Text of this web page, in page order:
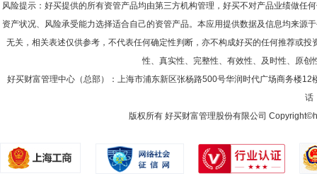
风险提示：好买提供的所有资管产品均由第三方机构管理，好买不对产品业绩做
资产状况、风险承受能力选择适合自己的资管产品。本应用提供数据及信息均来
无关，相关表述仅供参考，不代表任何确定性判断，亦不构成好买的任何推荐或
性、真实性、完整性、有效性、及时性、原
好买财富管理中心（总部）：上海市浦东新区张杨路500号华润时代广场商务楼12
话
版权所有 好买财富管理股份有限公司